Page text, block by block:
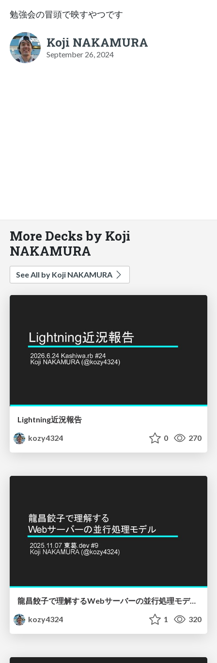
勉強会の冒頭で映すやつです
Koji NAKAMURA
September 26, 2024
More Decks by Koji
NAKAMURA
See All by Koji NAKAMURA
Lightning近況報告
kozy4324
0 270
龍昌餃子で理解するWebサーバーの並行処理モデル - 東葛.dev #9
kozy4324
1 320